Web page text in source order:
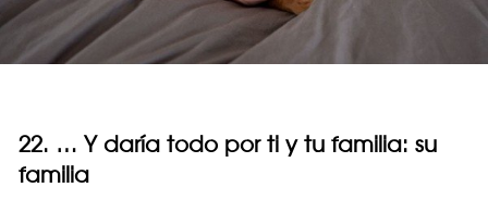
22. … Y daría todo por ti y tu familia: su
familia